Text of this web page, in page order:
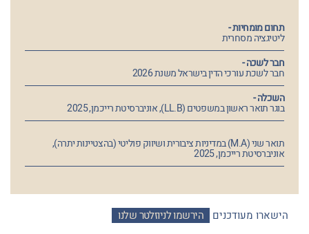
תחום מומחיות -
ליטיגציה מסחרית
חבר לשכה -
חבר לשכת עורכי הדין בישראל משנת 2026
השכלה -
בוגר תואר ראשון במשפטים (LL.B), אוניברסיטת רייכמן, 2025
תואר שני (M.A) במדיניות ציבורית ושיווק פוליטי (בהצטיינות יתרה),
אוניברסיטת רייכמן, 2025
הישארו מעודכנים הירשמו לניוזלטר שלנו